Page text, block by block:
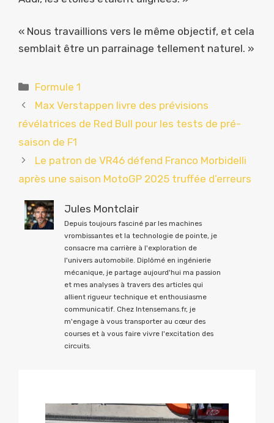
« Nous travaillions vers le même objectif, et cela
semblait être un parrainage tellement naturel. »
Catégories
Formule 1
Max Verstappen livre des prévisions
révélatrices de Red Bull pour les tests de pré-
saison de F1
Le patron de VR46 défend Franco Morbidelli
après une saison MotoGP 2025 truffée d’erreurs
Jules Montclair
Depuis toujours fasciné par les machines
vrombissantes et la technologie de pointe, je
consacre ma carrière à l'exploration de
l'univers automobile. Diplômé en ingénierie
mécanique, je partage aujourd'hui ma passion
et mes analyses à travers des articles qui
allient rigueur technique et enthousiasme
communicatif. Chez Intensemans.fr, je
m'engage à vous transporter au cœur des
courses et à vous faire vivre l'excitation des
circuits.